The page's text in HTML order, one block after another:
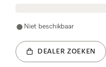
Niet beschikbaar
DEALER ZOEKEN